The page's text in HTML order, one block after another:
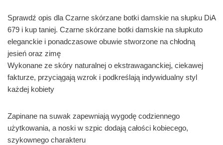
Sprawdź opis dla Czarne skórzane botki damskie na słupku DiA
679 i kup taniej. Czarne skórzane botki damskie na słupkuto
eleganckie i ponadczasowe obuwie stworzone na chłodną
jesień oraz zimę
Wykonane ze skóry naturalnej o ekstrawaganckiej, ciekawej
fakturze, przyciągają wzrok i podkreślają indywidualny styl
każdej kobiety
Zapinane na suwak zapewniają wygodę codziennego
użytkowania, a noski w szpic dodają całości kobiecego,
szykownego charakteru